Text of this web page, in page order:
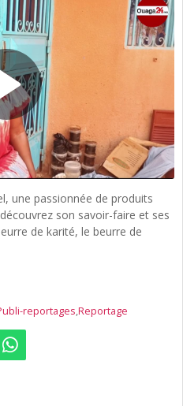
une passionnée de produits
son savoir-faire et ses
de karité, le beurre de
reportages,Reportage